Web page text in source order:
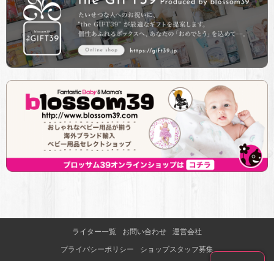
ライター一覧 お問い合わせ 運営会社
プライバシーポリシー ショップスタッフ募集